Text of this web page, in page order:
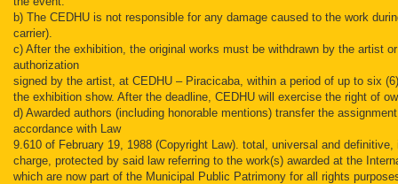
b) The CEDHU is not responsible for any damage caused to the work
carrier).
c) After the exhibition, the original works must be withdrawn by the artist
authorization
signed by the artist, at CEDHU – Piracicaba, within a period of up to six
the exhibition show. After the deadline, CEDHU will exercise the right of
d) Awarded authors (including honorable mentions) transfer the
accordance with Law
9.610 of February 19, 1988 (Copyright Law). total, universal and
charge, protected by said law referring to the work(s) awarded at the
which are now part of the Municipal Public Patrimony for all rights